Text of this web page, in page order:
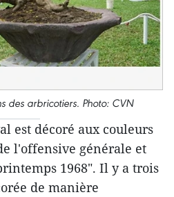
des arbricotiers. Photo: CVN
est décoré aux couleurs
l'offensive générale et
1968". Il y a trois
de manière